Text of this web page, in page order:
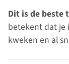
Dit is de beste
betekent dat je
kweken en al